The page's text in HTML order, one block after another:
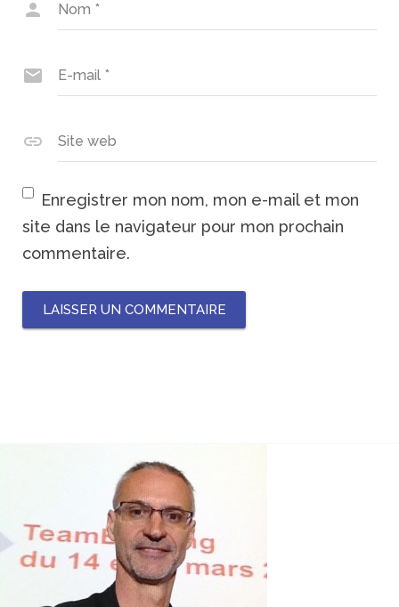
Nom *
E-mail *
Site web
Enregistrer mon nom, mon e-mail et mon
site dans le navigateur pour mon prochain
commentaire.